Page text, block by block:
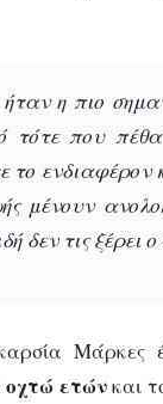
η πιο
τότε που
το ενδιαφέρον
μένουν
δεν τις ξέρει
Μάρκες
οχτώ ετώνκαι